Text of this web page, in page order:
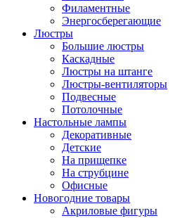
Филаментные
Энергосберегающие
Люстры
Большие люстры
Каскадные
Люстры на штанге
Люстры-вентиляторы
Подвесные
Потолочные
Настольные лампы
Декоративные
Детские
На прищепке
На струбцине
Офисные
Новогодние товары
Акриловые фигуры